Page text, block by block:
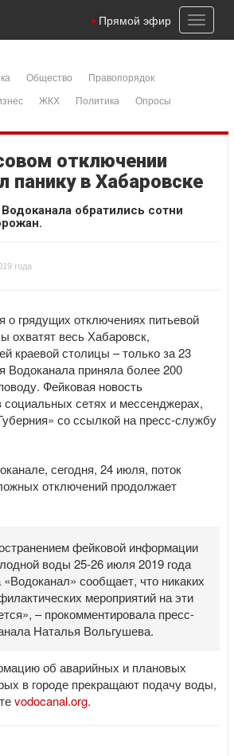
Toggle
Прямой эфир
Общество
Правопорядок
ЖКХ Политика
Опросы
отключении
панику в Хабаровске
обратились сотни
года
грядущих отключениях питьевой
охватят весь Хабаровск,
краевой столицы – только за 23
Водоканала приняла более 200
Фейковая новость
социальных сетях и мессенджерах,
со ссылкой на пресс-службу
сегодня, 24 июля, поток
отключений продолжает
фейковой информации
воды 25-26 июля 2019 года
сообщает, что никаких
мероприятий на эти
– прокомментировала пресс-
Наталья Вольгушева.
об аварийных и плановых
в городе прекращают подачу воды,
vodocanal.org.